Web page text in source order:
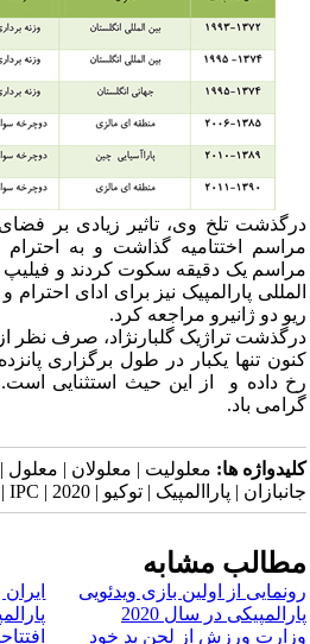
درگذشت تلخ وی، تاثیر زیادی بر فضای
مراسم اختتامیه گذاشت و به
مراسم یک دقیقه سکوت کردند و
المللی پارالمپیک نیز برای ادای
ریو دو ژانیرو مراجعه کرد.
درگذشت تراژیک گلبارنژاد، صرف نظر
کنون تنها یکبار در طول برگزاری
رخ داده و از این حیث استثنایی
گرامی باد.
کلیدواژه ها: معلولیت | معلولان | معلول
جانبازان | پاراالمپیک | توکیو | 2020 | IPC |
مطالب مشابه
رونمایی از اولین بازی ویدئویی
پارالمپیکی در سال 2020
پارالمپیک
وزارت ورزش از لحن بد خود